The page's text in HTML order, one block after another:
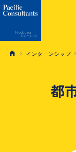
本文へ移動
サイトメニューへ移動
インターンシップ
都